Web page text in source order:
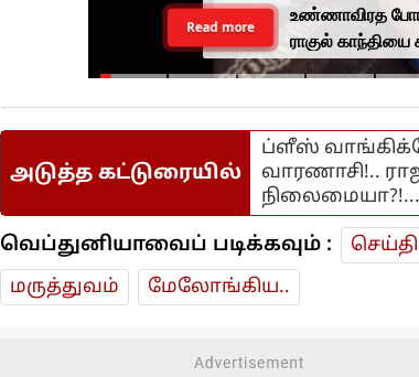
உண்ணாவிரத
ராகுல்
வாங்சுக்
Read more
அடுத்த கட்டுரையில்
ப்ளீஸ்
வாரணாசி!..
நிலைமையா?!...
வெப்துனியாவைப் படிக்கவும் :
மரு‌த்துவ‌ம்
மேலோங்கிய..